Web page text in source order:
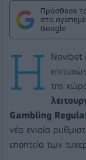
Πρόσθεσε
στα
Google
Η
Novibet
της
Gambling
νέα ενιαία
εποπτεία των